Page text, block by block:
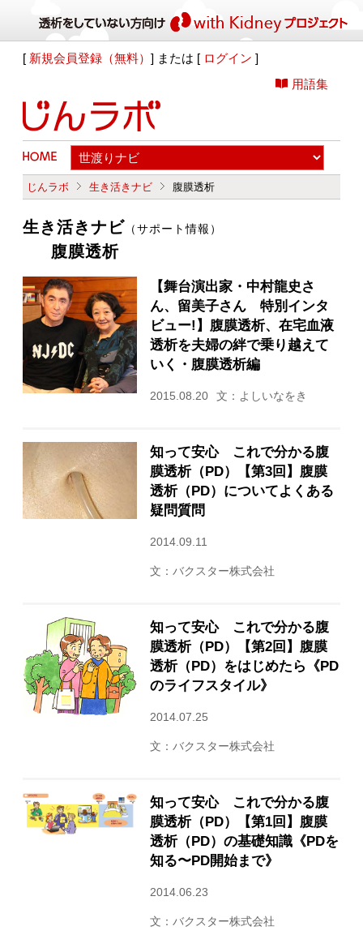
[ 新規会員登録（無料）] または [ ログイン ]
用語集
じんラボ 生き活きナビ 腹膜透析
生き活きナビ （サポート情報）
腹膜透析
【舞台演出家・中村龍史さ
ん、留美子さん 特別インタ
ビュー!】腹膜透析、在宅血液
透析を夫婦の絆で乗り越えて
いく・腹膜透析編
2015.08.20 文：よしいなをき
知って安心 これで分かる腹
膜透析（PD）【第3回】腹膜
透析（PD）についてよくある
疑問質問
2014.09.11
文：バクスター株式会社
知って安心 これで分かる腹
膜透析（PD）【第2回】腹膜
透析（PD）をはじめたら《PD
のライフスタイル》
2014.07.25
文：バクスター株式会社
知って安心 これで分かる腹
膜透析（PD）【第1回】腹膜
透析（PD）の基礎知識《PDを
知る〜PD開始まで》
2014.06.23
文：バクスター株式会社